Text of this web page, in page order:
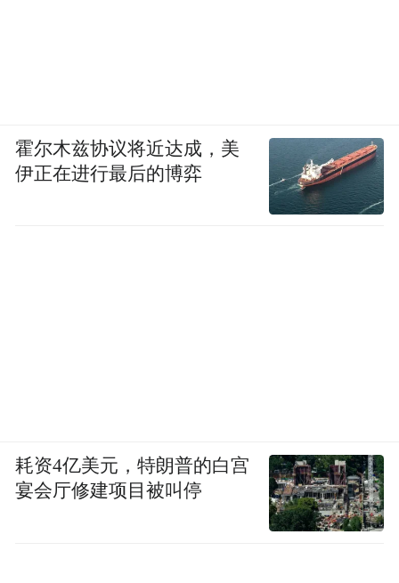
霍尔木兹协议将近达成，美
伊正在进行最后的博弈
耗资4亿美元，特朗普的白宫
宴会厅修建项目被叫停